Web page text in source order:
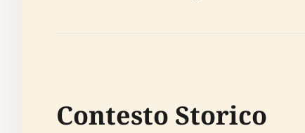
Contesto Storico